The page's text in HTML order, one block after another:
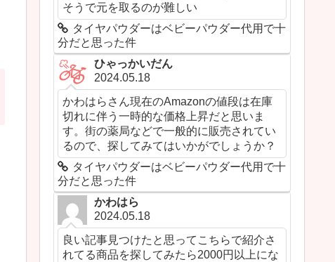
そうで元を取るのが難しい
タイヤパウダーはベビーパウダー代用で十
分だと思った件
ひゃっかいだん
2024.05.18
かわはらさん現在のAmazonの値段は在庫
切れに伴う一時的な価格上昇だと思いま
す。街の薬局などで一般的に販売されてい
るので、探してみてはいかがでしょうか？
タイヤパウダーはベビーパウダー代用で十
分だと思った件
かわはら
2024.05.18
良い記事見つけたと思ってこちらで紹介さ
れてる商品を探してみたら2000円以上にな